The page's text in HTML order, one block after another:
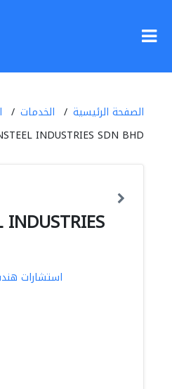
الصفحة الرئيسية الخدمات
INDUSTRIES SDN BHD
INDUSTRIES
استشارات